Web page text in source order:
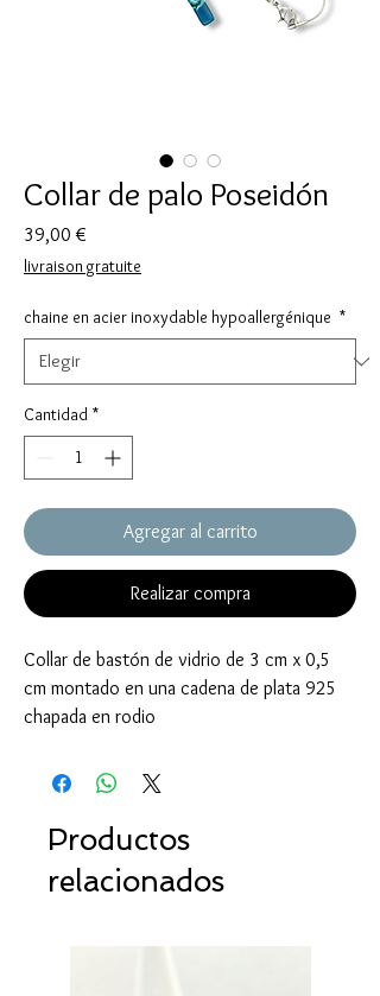
Collar de palo Poseidón
39,00 €
livraison gratuite
chaine en acier inoxydable hypoallergénique *
Cantidad *
Agregar al carrito
Realizar compra
Collar de bastón de vidrio de 3 cm x 0,5
cm montado en una cadena de plata 925
chapada en rodio
Productos
relacionados